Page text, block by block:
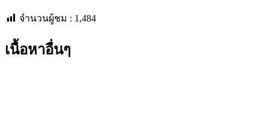
จำนวนผู้ชม : 1,484
เนื้อหาอื่นๆ